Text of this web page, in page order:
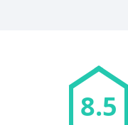
8.5